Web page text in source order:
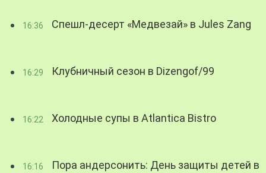
16:36 Спешл-десерт «Медвезай» в Jules Zang
16:29 Клубничный сезон в Dizengof/99
16:22 Холодные супы в Atlantica Bistro
16:16
Пора андерсонить: День защиты детей в